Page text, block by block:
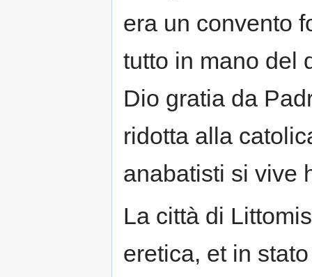
era un convento
tutto in mano del
Dio gratia da
ridotta alla
anabatisti si vive
La città di
eretica, et in